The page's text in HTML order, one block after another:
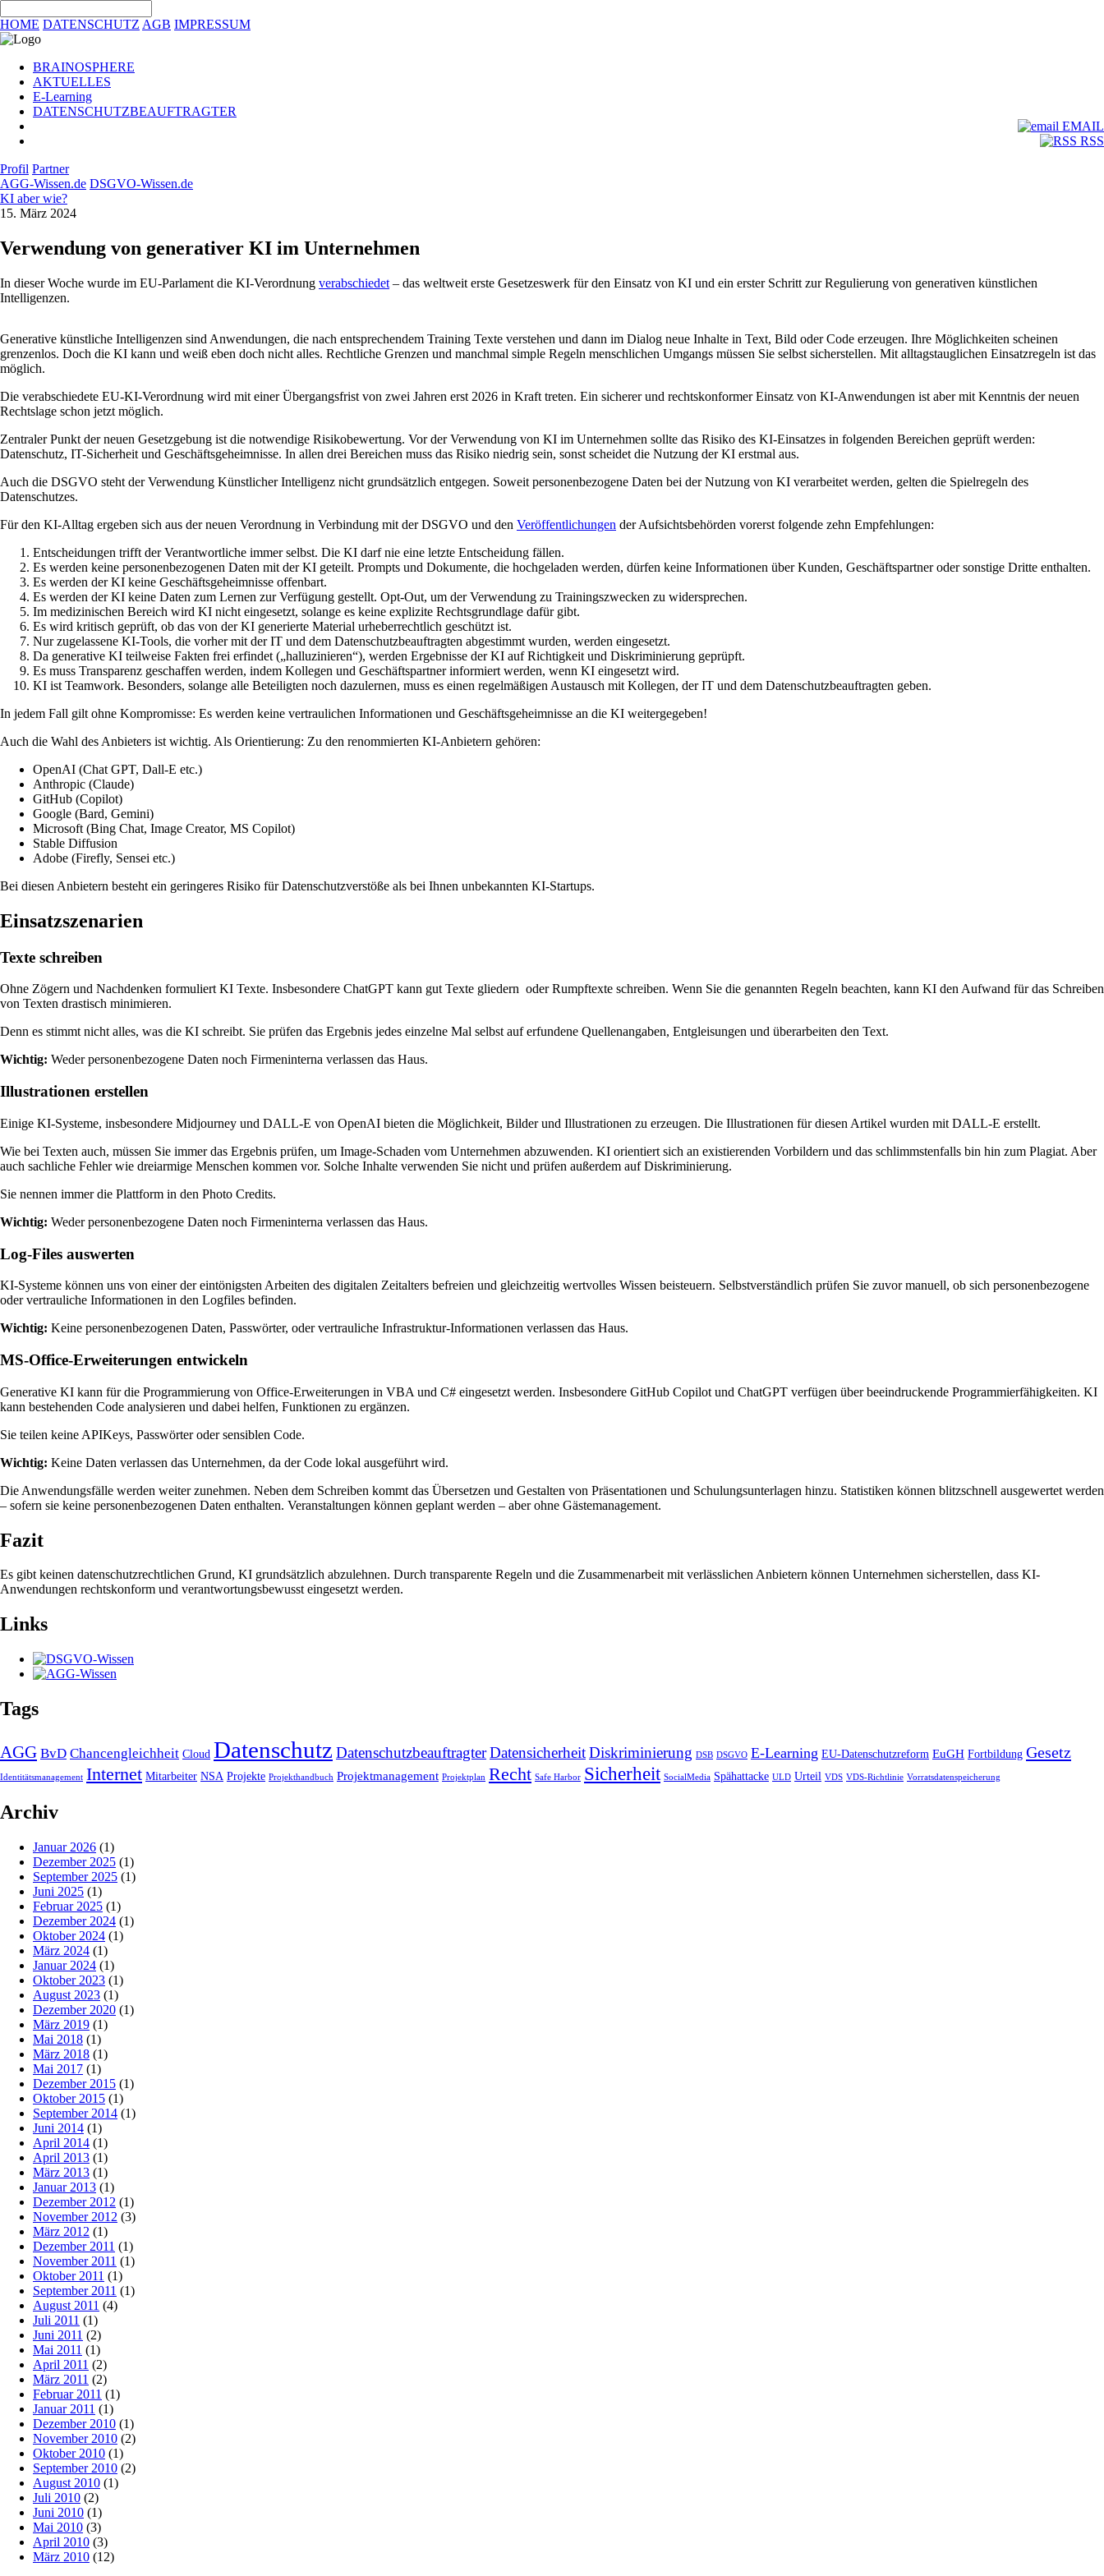
HOME DATENSCHUTZ AGB IMPRESSUM
BRAINOSPHERE
AKTUELLES
E-Learning
DATENSCHUTZBEAUFTRAGTER
EMAIL
RSS
Profil Partner
AGG-Wissen.de DSGVO-Wissen.de
KI aber wie?
15. März 2024
Verwendung von generativer KI im Unternehmen
In dieser Woche wurde im EU-Parlament die KI-Verordnung verabschiedet – das weltweit erste Gesetzeswerk für den Einsatz von KI und ein erster Schritt zur Regulierung von generativen künstlichen
Intelligenzen.
Generative künstliche Intelligenzen sind Anwendungen, die nach entsprechendem Training Texte verstehen und dann im Dialog neue Inhalte in Text, Bild oder Code erzeugen. Ihre Möglichkeiten scheinen
grenzenlos. Doch die KI kann und weiß eben doch nicht alles. Rechtliche Grenzen und manchmal simple Regeln menschlichen Umgangs müssen Sie selbst sicherstellen. Mit alltagstauglichen Einsatzregeln ist das
möglich.
Die verabschiedete EU-KI-Verordnung wird mit einer Übergangsfrist von zwei Jahren erst 2026 in Kraft treten. Ein sicherer und rechtskonformer Einsatz von KI-Anwendungen ist aber mit Kenntnis der neuen
Rechtslage schon jetzt möglich.
Zentraler Punkt der neuen Gesetzgebung ist die notwendige Risikobewertung. Vor der Verwendung von KI im Unternehmen sollte das Risiko des KI-Einsatzes in folgenden Bereichen geprüft werden:
Datenschutz, IT-Sicherheit und Geschäftsgeheimnisse. In allen drei Bereichen muss das Risiko niedrig sein, sonst scheidet die Nutzung der KI erstmal aus.
Auch die DSGVO steht der Verwendung Künstlicher Intelligenz nicht grundsätzlich entgegen. Soweit personenbezogene Daten bei der Nutzung von KI verarbeitet werden, gelten die Spielregeln des
Datenschutzes.
Für den KI-Alltag ergeben sich aus der neuen Verordnung in Verbindung mit der DSGVO und den Veröffentlichungen der Aufsichtsbehörden vorerst folgende zehn Empfehlungen:
Entscheidungen trifft der Verantwortliche immer selbst. Die KI darf nie eine letzte Entscheidung fällen.
Es werden keine personenbezogenen Daten mit der KI geteilt. Prompts und Dokumente, die hochgeladen werden, dürfen keine Informationen über Kunden, Geschäftspartner oder sonstige Dritte enthalten.
Es werden der KI keine Geschäftsgeheimnisse offenbart.
Es werden der KI keine Daten zum Lernen zur Verfügung gestellt. Opt-Out, um der Verwendung zu Trainingszwecken zu widersprechen.
Im medizinischen Bereich wird KI nicht eingesetzt, solange es keine explizite Rechtsgrundlage dafür gibt.
Es wird kritisch geprüft, ob das von der KI generierte Material urheberrechtlich geschützt ist.
Nur zugelassene KI-Tools, die vorher mit der IT und dem Datenschutzbeauftragten abgestimmt wurden, werden eingesetzt.
Da generative KI teilweise Fakten frei erfindet („halluzinieren“), werden Ergebnisse der KI auf Richtigkeit und Diskriminierung geprüpft.
Es muss Transparenz geschaffen werden, indem Kollegen und Geschäftspartner informiert werden, wenn KI eingesetzt wird.
KI ist Teamwork. Besonders, solange alle Beteiligten noch dazulernen, muss es einen regelmäßigen Austausch mit Kollegen, der IT und dem Datenschutzbeauftragten geben.
In jedem Fall gilt ohne Kompromisse: Es werden keine vertraulichen Informationen und Geschäftsgeheimnisse an die KI weitergegeben!
Auch die Wahl des Anbieters ist wichtig. Als Orientierung: Zu den renommierten KI-Anbietern gehören:
OpenAI (Chat GPT, Dall-E etc.)
Anthropic (Claude)
GitHub (Copilot)
Google (Bard, Gemini)
Microsoft (Bing Chat, Image Creator, MS Copilot)
Stable Diffusion
Adobe (Firefly, Sensei etc.)
Bei diesen Anbietern besteht ein geringeres Risiko für Datenschutzverstöße als bei Ihnen unbekannten KI-Startups.
Einsatzszenarien
Texte schreiben
Ohne Zögern und Nachdenken formuliert KI Texte. Insbesondere ChatGPT kann gut Texte gliedern oder Rumpftexte schreiben. Wenn Sie die genannten Regeln beachten, kann KI den Aufwand für das Schreiben
von Texten drastisch minimieren.
Denn es stimmt nicht alles, was die KI schreibt. Sie prüfen das Ergebnis jedes einzelne Mal selbst auf erfundene Quellenangaben, Entgleisungen und überarbeiten den Text.
Wichtig: Weder personenbezogene Daten noch Firmeninterna verlassen das Haus.
Illustrationen erstellen
Einige KI-Systeme, insbesondere Midjourney und DALL-E von OpenAI bieten die Möglichkeit, Bilder und Illustrationen zu erzeugen. Die Illustrationen für diesen Artikel wurden mit DALL-E erstellt.
Wie bei Texten auch, müssen Sie immer das Ergebnis prüfen, um Image-Schaden vom Unternehmen abzuwenden. KI orientiert sich an existierenden Vorbildern und das schlimmstenfalls bin hin zum Plagiat. Aber
auch sachliche Fehler wie dreiarmige Menschen kommen vor. Solche Inhalte verwenden Sie nicht und prüfen außerdem auf Diskriminierung.
Sie nennen immer die Plattform in den Photo Credits.
Wichtig: Weder personenbezogene Daten noch Firmeninterna verlassen das Haus.
Log-Files auswerten
KI-Systeme können uns von einer der eintönigsten Arbeiten des digitalen Zeitalters befreien und gleichzeitig wertvolles Wissen beisteuern. Selbstverständlich prüfen Sie zuvor manuell, ob sich personenbezogene
oder vertrauliche Informationen in den Logfiles befinden.
Wichtig: Keine personenbezogenen Daten, Passwörter, oder vertrauliche Infrastruktur-Informationen verlassen das Haus.
MS-Office-Erweiterungen entwickeln
Generative KI kann für die Programmierung von Office-Erweiterungen in VBA und C# eingesetzt werden. Insbesondere GitHub Copilot und ChatGPT verfügen über beeindruckende Programmierfähigkeiten. KI
kann bestehenden Code analysieren und dabei helfen, Funktionen zu ergänzen.
Sie teilen keine APIKeys, Passwörter oder sensiblen Code.
Wichtig: Keine Daten verlassen das Unternehmen, da der Code lokal ausgeführt wird.
Die Anwendungsfälle werden weiter zunehmen. Neben dem Schreiben kommt das Übersetzen und Gestalten von Präsentationen und Schulungsunterlagen hinzu. Statistiken können blitzschnell ausgewertet werden
– sofern sie keine personenbezogenen Daten enthalten. Veranstaltungen können geplant werden – aber ohne Gästemanagement.
Fazit
Es gibt keinen datenschutzrechtlichen Grund, KI grundsätzlich abzulehnen. Durch transparente Regeln und die Zusammenarbeit mit verlässlichen Anbietern können Unternehmen sicherstellen, dass KI-
Anwendungen rechtskonform und verantwortungsbewusst eingesetzt werden.
Links
Tags
AGG BvD Chancengleichheit Cloud Datenschutz DatenschutzbeauftragterDatensicherheitDiskriminierung DSB DSGVO E-Learning EU-Datenschutzreform EuGH Fortbildung Gesetz
Identitätsmanagement Internet Mitarbeiter NSA Projekte Projekthandbuch Projektmanagement Projektplan Recht Safe Harbor Sicherheit SocialMedia Spähattacke ULD Urteil VDS VDS-Richtlinie Vorratsdatenspeicherung
Archiv
Januar 2026 (1)
Dezember 2025 (1)
September 2025 (1)
Juni 2025 (1)
Februar 2025 (1)
Dezember 2024 (1)
Oktober 2024 (1)
März 2024 (1)
Januar 2024 (1)
Oktober 2023 (1)
August 2023 (1)
Dezember 2020 (1)
März 2019 (1)
Mai 2018 (1)
März 2018 (1)
Mai 2017 (1)
Dezember 2015 (1)
Oktober 2015 (1)
September 2014 (1)
Juni 2014 (1)
April 2014 (1)
April 2013 (1)
März 2013 (1)
Januar 2013 (1)
Dezember 2012 (1)
November 2012 (3)
März 2012 (1)
Dezember 2011 (1)
November 2011 (1)
Oktober 2011 (1)
September 2011 (1)
August 2011 (4)
Juli 2011 (1)
Juni 2011 (2)
Mai 2011 (1)
April 2011 (2)
März 2011 (2)
Februar 2011 (1)
Januar 2011 (1)
Dezember 2010 (1)
November 2010 (2)
Oktober 2010 (1)
September 2010 (2)
August 2010 (1)
Juli 2010 (2)
Juni 2010 (1)
Mai 2010 (3)
April 2010 (3)
März 2010 (12)